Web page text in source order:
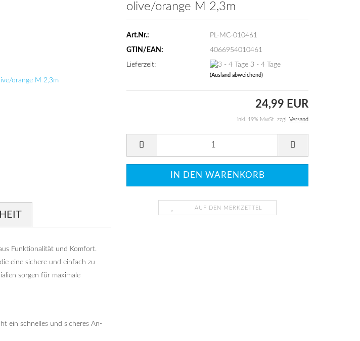
olive/orange M 2,3m
Art.Nr.: PL-MC-010461
GTIN/EAN: 4066954010461
Lieferzeit: 3 - 4 Tage
(Ausland abweichend)
24,99 EUR
inkl. 19% MwSt. zzgl. Versand
AUF DEN MERKZETTEL
Funktionalität und Komfort.
eine sichere und einfach zu
sorgen für maximale
ein schnelles und sicheres An-